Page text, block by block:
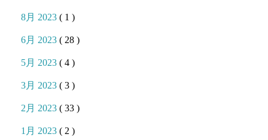
8月 2023( 1 )
6月 2023( 28 )
5月 2023( 4 )
3月 2023( 3 )
2月 2023( 33 )
1月 2023( 2 )